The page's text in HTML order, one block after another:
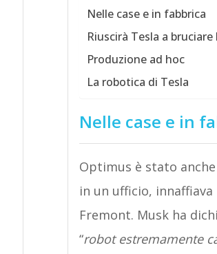
Nelle case e in fabbrica
Riuscirà Tesla a bruciare
Produzione ad hoc
La robotica di Tesla
Nelle case e in
Optimus è stato
in un ufficio,
Fremont. Musk ha
“robot estremamente